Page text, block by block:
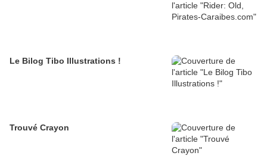
Le Bilog Tibo Illustrations !
Trouvé Crayon